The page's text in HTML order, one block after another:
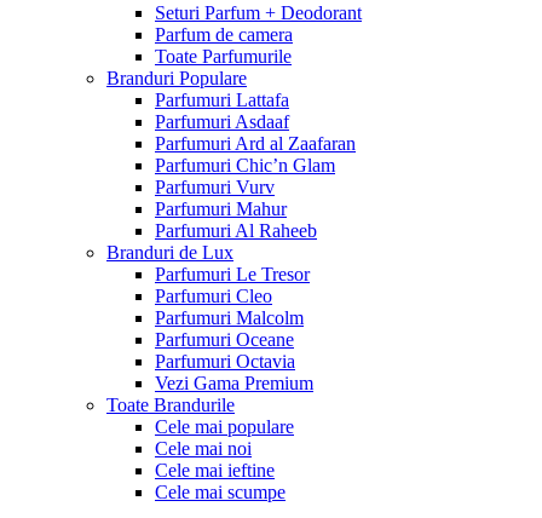
Seturi Parfum + Deodorant
Parfum de camera
Toate Parfumurile
Branduri Populare
Parfumuri Lattafa
Parfumuri Asdaaf
Parfumuri Ard al Zaafaran
Parfumuri Chic’n Glam
Parfumuri Vurv
Parfumuri Mahur
Parfumuri Al Raheeb
Branduri de Lux
Parfumuri Le Tresor
Parfumuri Cleo
Parfumuri Malcolm
Parfumuri Oceane
Parfumuri Octavia
Vezi Gama Premium
Toate Brandurile
Cele mai populare
Cele mai noi
Cele mai ieftine
Cele mai scumpe